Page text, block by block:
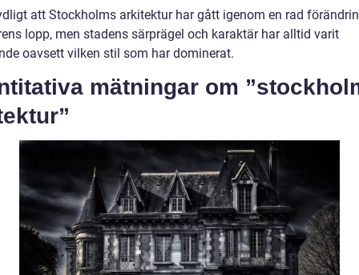
att Stockholms arkitektur har gått igenom en rad
lopp, men stadens särprägel och karaktär har alltid varit
oavsett vilken stil som har dominerat.
mätningar om